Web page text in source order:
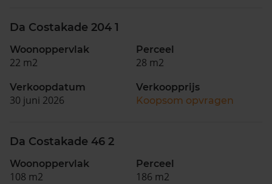
Da Costakade 204 1
Woonoppervlak
22 m2
Perceel
28 m2
Verkoopdatum
30 juni 2026
Verkoopprijs
Koopsom opvragen
Da Costakade 46 2
Woonoppervlak
108 m2
Perceel
186 m2